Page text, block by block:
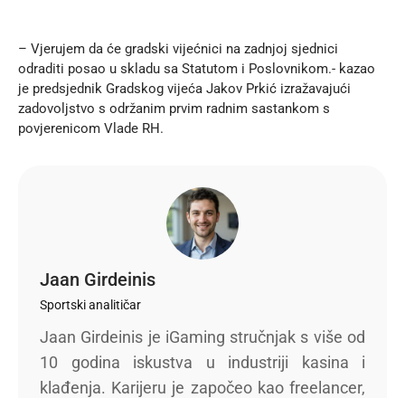
– Vjerujem da će gradski vijećnici na zadnjoj sjednici
odraditi posao u skladu sa Statutom i Poslovnikom.- kazao
je predsjednik Gradskog vijeća Jakov Prkić izražavajući
zadovoljstvo s održanim prvim radnim sastankom s
povjerenicom Vlade RH.
Jaan Girdeinis
Sportski analitičar
Jaan Girdeinis je iGaming stručnjak s više od
10 godina iskustva u industriji kasina i
klađenja. Karijeru je započeo kao freelancer,